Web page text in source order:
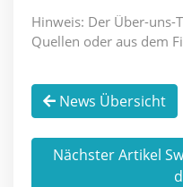
Hinweis: Der Über-uns-
Quellen oder aus dem
News Übersicht
Nächster Artikel